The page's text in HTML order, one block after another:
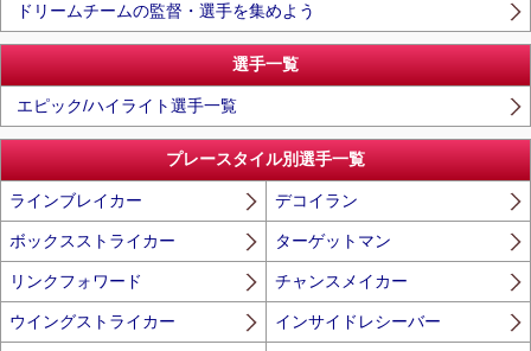
ドリームチームの監督・選手を集めよう
選手一覧
エピック/ハイライト選手一覧
プレースタイル別選手一覧
ラインブレイカー デコイラン
ボックスストライカー ターゲットマン
リンクフォワード チャンスメイカー
ウイングストライカー インサイドレシーバー